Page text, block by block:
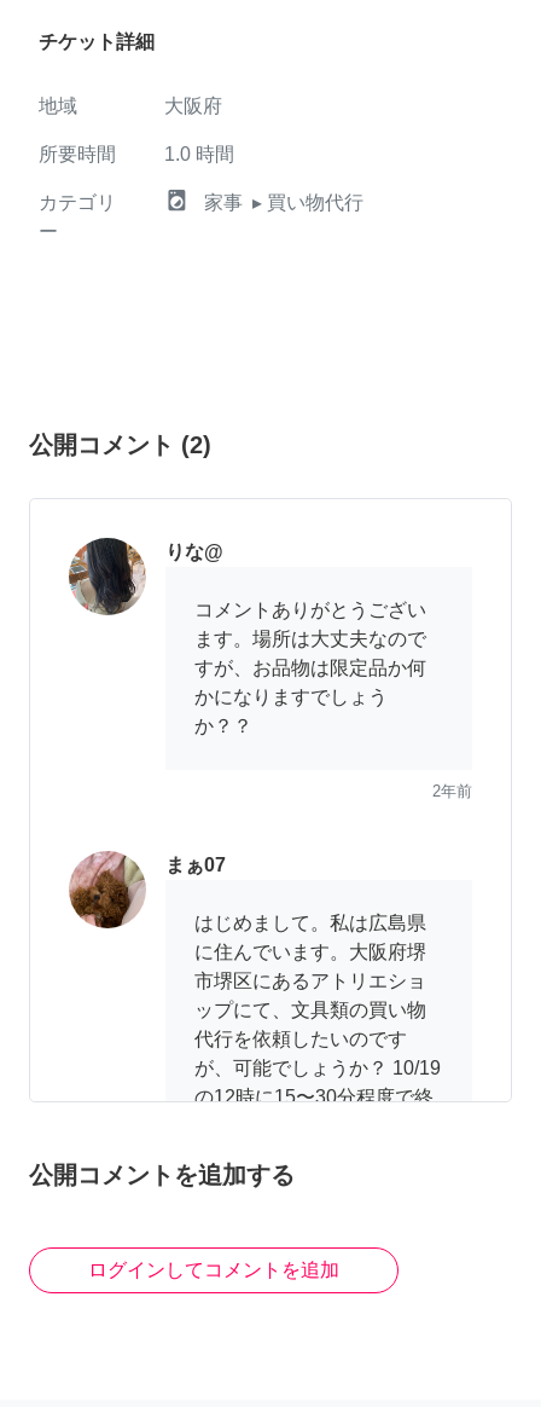
チケット詳細
地域 大阪府
所要時間 1.0 時間
カテゴリ
ー
local_laundry_service 家事 ▸ 買い物代行
公開コメント (2)
りな@
コメントありがとうござい
ます。場所は大丈夫なので
すが、お品物は限定品か何
かになりますでしょう
か？？
2年前
まぁ07
はじめまして。私は広島県
に住んでいます。大阪府堺
市堺区にあるアトリエショ
ップにて、文具類の買い物
代行を依頼したいのです
が、可能でしょうか？ 10/19
の12時に15〜30分程度で終
公開コメントを追加する
ログインしてコメントを追加